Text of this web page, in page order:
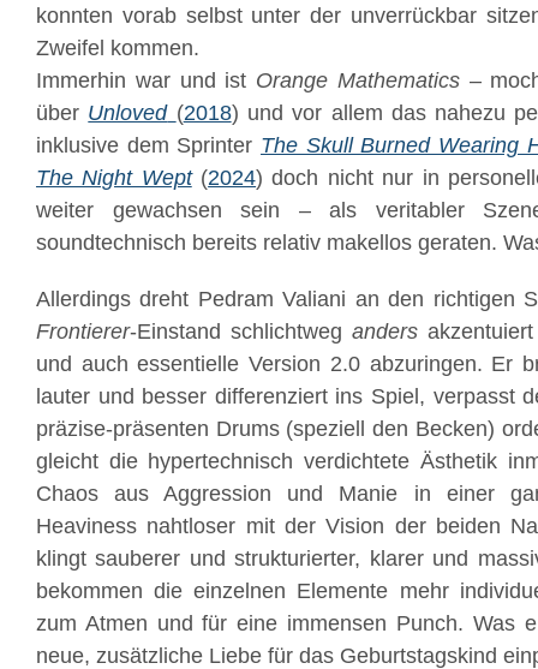
konnten vorab selbst unter der unverrückbar
Zweifel kommen.
Immerhin war und ist Orange Mathematics–
über Unloved (2018) und vor allem das nahezu
inklusive dem Sprinter The Skull Burned Wearing
The Night Wept(2024) doch nicht nur in
weiter gewachsen sein – als veritabler
soundtechnisch bereits relativ makellos geraten.
Allerdings dreht Pedram Valiani an den richtigen
Frontierer-Einstand schlichtweg anders
und auch essentielle Version 2.0 abzuringen. Er
lauter und besser differenziert ins Spiel, verpasst
präzise-präsenten Drums (speziell den Becken)
gleicht die hypertechnisch verdichtete Ästhetik
Chaos aus Aggression und Manie in einer
Heaviness nahtloser mit der Vision der beiden
klingt sauberer und strukturierter, klarer und
bekommen die einzelnen Elemente mehr
zum Atmen und für eine immensen Punch. Was
neue, zusätzliche Liebe für das Geburtstagskind